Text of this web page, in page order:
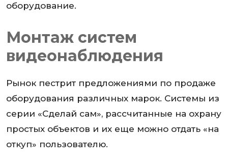
оборудование.
Монтаж систем
видеонаблюдения
Рынок пестрит предложениями по продаже
оборудования различных марок. Системы из
серии «Сделай сам», рассчитанные на охрану
простых объектов и их еще можно отдать «на
откуп» пользователю.